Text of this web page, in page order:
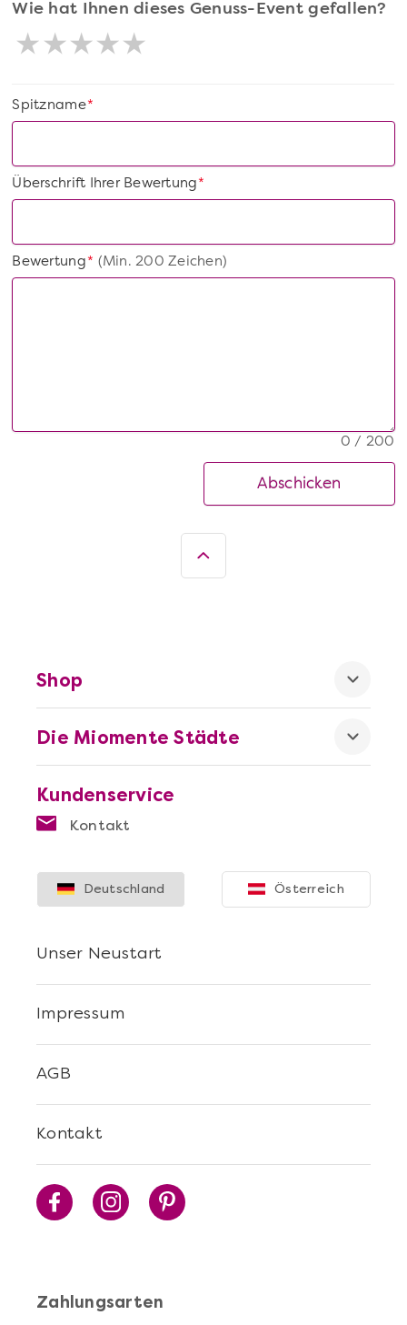
Wie hat Ihnen dieses Genuss-Event gefallen?
*
Spitzname
*
Überschrift Ihrer Bewertung
*
Bewertung(Min. 200 Zeichen)
0 / 200
Abschicken
Kundenservice
Kontakt
Die Miomente Städte
Shop
Zahlungsarten
Kontakt
AGB
Impressum
Unser Neustart
Deutschland Österreich